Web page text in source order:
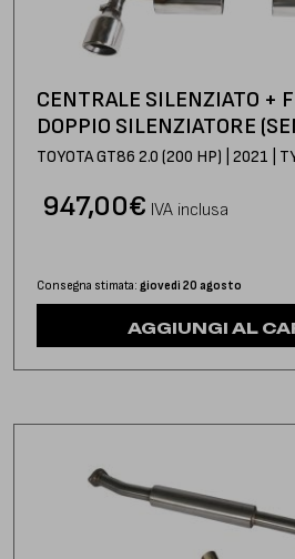
CENTRALE SILENZIATO +
DOPPIO SILENZIATORE
TOYOTA GT86 2.0 (200 HP) | 2021 |
€
947,00 IVA inclusa
Consegna stimata: giovedì 20 agosto
AGGIUNGI AL